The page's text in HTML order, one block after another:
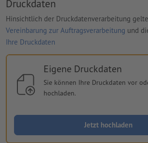
Druckdaten
Hinsichtlich der Druckdatenverarbeitung
Vereinbarung zur Auftragsverarbeitung und
Ihre Druckdaten
Eigene Druckdaten
Sie können Ihre Druckdaten vor
hochladen.
Jetzt hochladen